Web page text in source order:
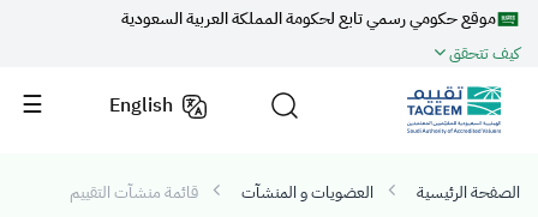
موقع حكومي رسمي تابع لحكومة المملكة العربية السعودية
كيف تتحقق
English
الصفحة الرئيسية العضويات و المنشآت قائمة منشآت التقييم